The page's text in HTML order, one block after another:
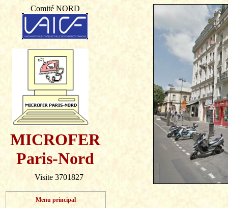
Comité NORD
MICROFER
Paris-Nord
Visite 3701827
Menu principal